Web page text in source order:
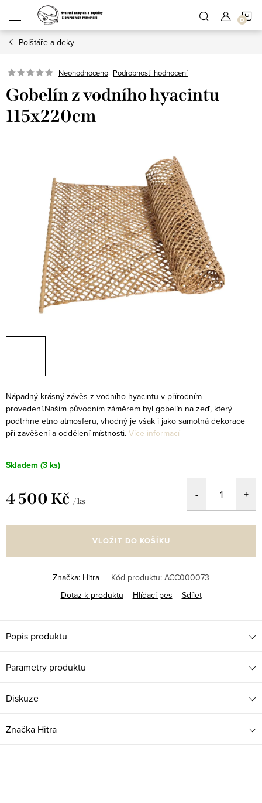
obsah
Polštáře a deky
Neohodnoceno Podrobnosti hodnocení
Gobelín z vodního hyacintu
115x220cm
Nápadný krásný závěs z vodního hyacintu v přírodním
provedení.Naším původním záměrem byl gobelín na zeď, který
podtrhne etno atmosferu, vhodný je však i jako samotná dekorace
při zavěšení a oddělení místnosti. Více informací
Skladem (3 ks)
4 500 Kč / ks
cena:
VLOŽIT DO KOŠÍKU
Značka: Hitra Kód produktu: ACC000073
Dotaz k produktu
Hlídací pes Sdílet
Popis produktu
Parametry produktu
Diskuze
Značka Hitra